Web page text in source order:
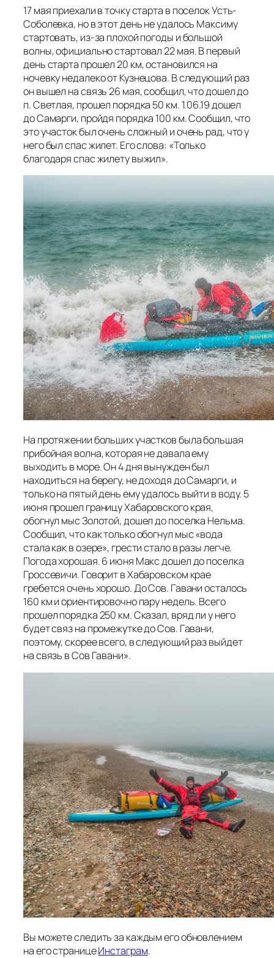
17 мая приехали в точку старта в поселок Усть-
Соболевка, но в этот день не удалось Максиму
стартовать, из-за плохой погоды и большой
волны, официально стартовал 22 мая. В первый
день старта прошел 20 км, остановился на
ночевку недалеко от Кузнецова. В следующий раз
он вышел на связь 26 мая, сообщил, что дошел до
п. Светлая, прошел порядка 50 км. 1.06.19 дошел
до Самарги, пройдя порядка 100 км. Сообщил, что
это участок был очень сложный и очень рад, что у
него был спас жилет. Его слова: «Только
благодаря спас жилету выжил».
На протяжении больших участков была большая
прибойная волна, которая не давала ему
выходить в море. Он 4 дня вынужден был
находиться на берегу, не доходя до Самарги, и
только на пятый день ему удалось выйти в воду. 5
июня прошел границу Хабаровского края,
обогнул мыс Золотой, дошел до поселка Нельма.
Сообщил, что как только обогнул мыс «вода
стала как в озере», грести стало в разы легче.
Погода хорошая. 6 июня Макс дошел до поселка
Гроссевичи. Говорит в Хабаровском крае
гребется очень хорошо. До Сов. Гавани осталось
160 км и ориентировочно пару недель. Всего
прошел порядка 250 км. Сказал, вряд ли у него
будет связ на промежутке до Сов. Гавани,
поэтому, скорее всего, в следующий раз выйдет
на связь в Сов Гавани».
Вы можете следить за каждым его обновлением
на его страницеИнстаграм.